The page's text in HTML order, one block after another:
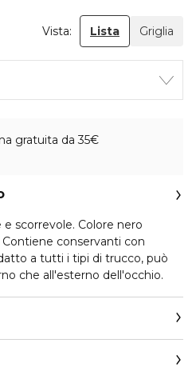
Vista: Lista Griglia
gratuita da 35€
scorrevole. Colore nero
conservanti con
a tutti i tipi di trucco, può
che all'esterno dell'occhio.